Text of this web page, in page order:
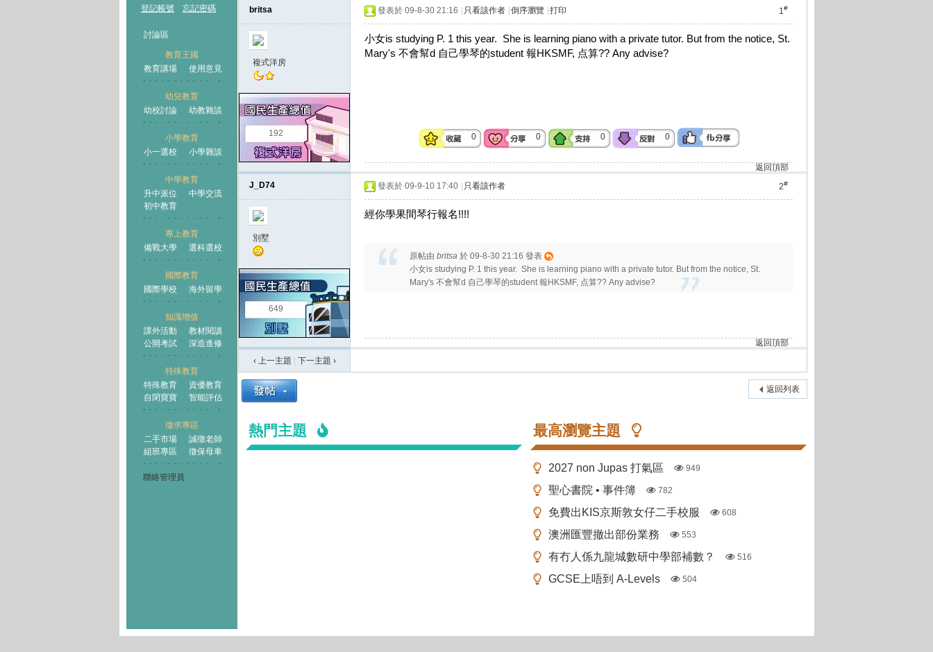
登記帳號 忘記密碼
討論區
教育王國
教育講場
使用意見
幼兒教育
幼校討論
幼教雜談
小學教育
小一選校
小學雜談
中學教育
升中派位
中學交流
初中教育
專上教育
備戰大學
選科選校
國際教育
國際學校
海外留學
知識增值
課外活動
教材閱讀
公開考試
深造進修
特殊教育
特殊教育
資優教育
自閉寶寶
智能評估
徵求專區
二手市場
誠徵老師
組班專區
徵保母車
聯絡管理員
王國
britsa
複式洋房
192
1#
發表於 09-8-30 21:16 只看該作者 倒序瀏覽 打印
小女is studying P. 1 this year. She is learning piano with a private tutor. But from the notice, St.
Mary's 不會幫d 自己學琴的student 報HKSMF, 点算?? Any advise?
0 0 0 0
返回頂部
J_D74
別墅
649
2#
發表於 09-9-10 17:40 只看該作者
經你學果間琴行報名!!!!
原帖由 britsa 於 09-8-30 21:16 發表
小女is studying P. 1 this year. She is learning piano with a private tutor. But from the notice, St.
Mary's 不會幫d 自己學琴的student 報HKSMF, 点算?? Any advise?
返回頂部
‹ 上一主題
下一主題 ›
返回列表
熱門主題 最高瀏覽主題
2027 non Jupas 打氣區 949
聖心書院 • 事件簿 782
免費出KIS京斯敦女仔二手校服 608
澳洲匯豐撤出部份業務 553
有冇人係九龍城數研中學部補數？ 516
GCSE上唔到 A-Levels 504